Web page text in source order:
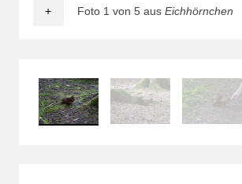
Foto 1 von 5 aus Eichhörnchen
+